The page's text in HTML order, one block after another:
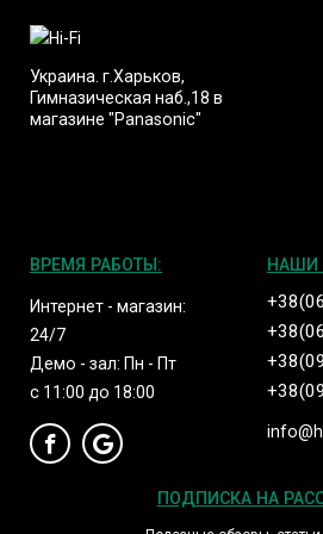
Украина. г.Харьков,
Гимназическая наб.,18 в
магазине "Panasonic"
ВРЕМЯ РАБОТЫ:
Интернет - магазин:
24/7
Демо - зал: Пн - Пт
с 11:00 до 18:00
НАШИ
ПОДПИСКА НА